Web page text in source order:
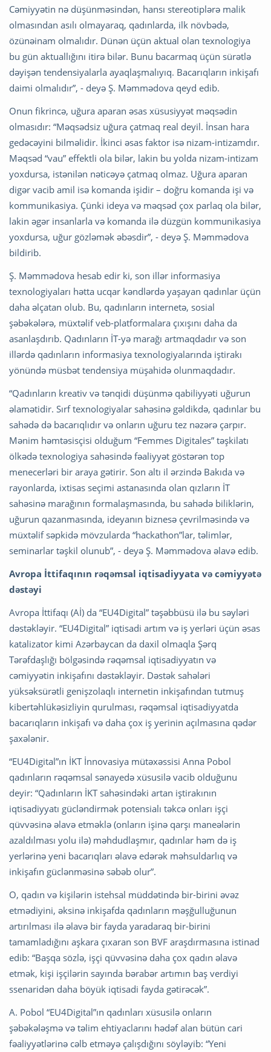
Cəmiyyətin nə düşünməsindən, hansı stereotiplərə malik
olmasından asılı olmayaraq, qadınlarda, ilk növbədə,
özünəinam olmalıdır. Dünən üçün aktual olan texnologiya
bu gün aktuallığını itirə bilər. Bunu bacarmaq üçün sürətlə
dəyişən tendensiyalarla ayaqlaşmalıyıq. Bacarıqların inkişafı
daimi olmalıdır”, - deyə Ş. Məmmədova qeyd edib.
Onun fikrincə, uğura aparan əsas xüsusiyyət məqsədin
olmasıdır: “Məqsədsiz uğura çatmaq real deyil. İnsan hara
gedəcəyini bilməlidir. İkinci əsas faktor isə nizam-intizamdır.
Məqsəd “vau” effektli ola bilər, lakin bu yolda nizam-intizam
yoxdursa, istənilən nəticəyə çatmaq olmaz. Uğura aparan
digər vacib amil isə komanda işidir – doğru komanda işi və
kommunikasiya. Çünki ideya və məqsəd çox parlaq ola bilər,
lakin əgər insanlarla və komanda ilə düzgün kommunikasiya
yoxdursa, uğur gözləmək əbəsdir”, - deyə Ş. Məmmədova
bildirib.
Ş. Məmmədova hesab edir ki, son illər informasiya
texnologiyaları hətta ucqar kəndlərdə yaşayan qadınlar üçün
daha əlçatan olub. Bu, qadınların internetə, sosial
şəbəkələrə, müxtəlif veb-platformalara çıxışını daha da
asanlaşdırıb. Qadınların İT-yə marağı artmaqdadır və son
illərdə qadınların informasiya texnologiyalarında iştirakı
yönündə müsbət tendensiya müşahidə olunmaqdadır.
“Qadınların kreativ və tənqidi düşünmə qabiliyyəti uğurun
əlamətidir. Sırf texnologiyalar sahəsinə gəldikdə, qadınlar bu
sahədə də bacarıqlıdır və onların uğuru tez nəzərə çarpır.
Mənim həmtəsisçisi olduğum “Femmes Digitales” təşkilatı
ölkədə texnologiya sahəsində fəaliyyət göstərən top
menecerləri bir araya gətirir. Son altı il ərzində Bakıda və
rayonlarda, ixtisas seçimi astanasında olan qızların İT
sahəsinə marağının formalaşmasında, bu sahədə biliklərin,
uğurun qazanmasında, ideyanın biznesə çevrilməsində və
müxtəlif səpkidə mövzularda “hackathon”lar, təlimlər,
seminarlar təşkil olunub”, - deyə Ş. Məmmədova əlavə edib.
Avropa İttifaqının rəqəmsal iqtisadiyyata və cəmiyyətə
dəstəyi
Avropa İttifaqı (Aİ) da “EU4Digital” təşəbbüsü ilə bu səyləri
dəstəkləyir. “EU4Digital” iqtisadi artım və iş yerləri üçün əsas
katalizator kimi Azərbaycan da daxil olmaqla Şərq
Tərəfdaşlığı bölgəsində rəqəmsal iqtisadiyyatın və
cəmiyyətin inkişafını dəstəkləyir. Dəstək sahələri
yüksəksürətli genişzolaqlı internetin inkişafından tutmuş
kibertəhlükəsizliyin qurulması, rəqəmsal iqtisadiyyatda
bacarıqların inkişafı və daha çox iş yerinin açılmasına qədər
şaxələnir.
“EU4Digital”ın İKT İnnovasiya mütəxəssisi Anna Pobol
qadınların rəqəmsal sənayedə xüsusilə vacib olduğunu
deyir: “Qadınların İKT sahəsindəki artan iştirakının
iqtisadiyyatı gücləndirmək potensialı təkcə onları işçi
qüvvəsinə əlavə etməklə (onların işinə qarşı maneələrin
azaldılması yolu ilə) məhdudlaşmır, qadınlar həm də iş
yerlərinə yeni bacarıqları əlavə edərək məhsuldarlıq və
inkişafın güclənməsinə səbəb olur”.
O, qadın və kişilərin istehsal müddətində bir-birini əvəz
etmədiyini, əksinə inkişafda qadınların məşğulluğunun
artırılması ilə əlavə bir fayda yaradaraq bir-birini
tamamladığını aşkara çıxaran son BVF araşdırmasına istinad
edib: “Başqa sözlə, işçi qüvvəsinə daha çox qadın əlavə
etmək, kişi işçilərin sayında bərabər artımın baş verdiyi
ssenaridən daha böyük iqtisadi fayda gətirəcək”.
A. Pobol “EU4Digital”ın qadınları xüsusilə onların
şəbəkələşmə və təlim ehtiyaclarını hədəf alan bütün cari
fəaliyyətlərinə cəlb etməyə çalışdığını söyləyib: “Yeni